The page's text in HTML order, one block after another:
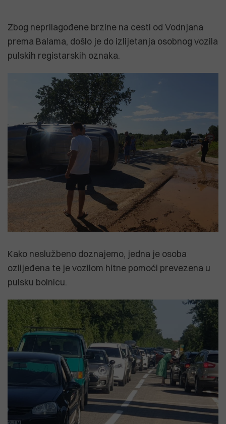
Zbog neprilagođene brzine na cesti od Vodnjana
prema Balama, došlo je do izlijetanja osobnog vozila
pulskih registarskih oznaka.
Kako neslužbeno doznajemo, jedna je osoba
ozlijeđena te je vozilom hitne pomoći prevezena u
pulsku bolnicu.